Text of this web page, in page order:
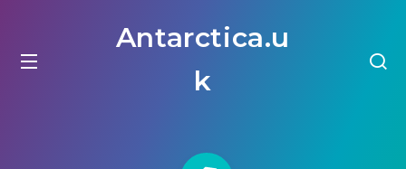
Antarctica.u
k